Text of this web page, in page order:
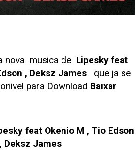
nova musica de Lipesky feat
, Deksz James
que ja se
para Download Baixar
feat Okenio M , Tio Edson
, Deksz James